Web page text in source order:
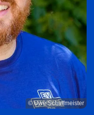
© Uwe Schaffmeister